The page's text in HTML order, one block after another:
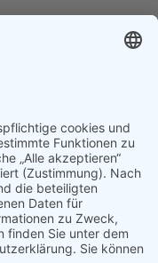
Infos
Menschen